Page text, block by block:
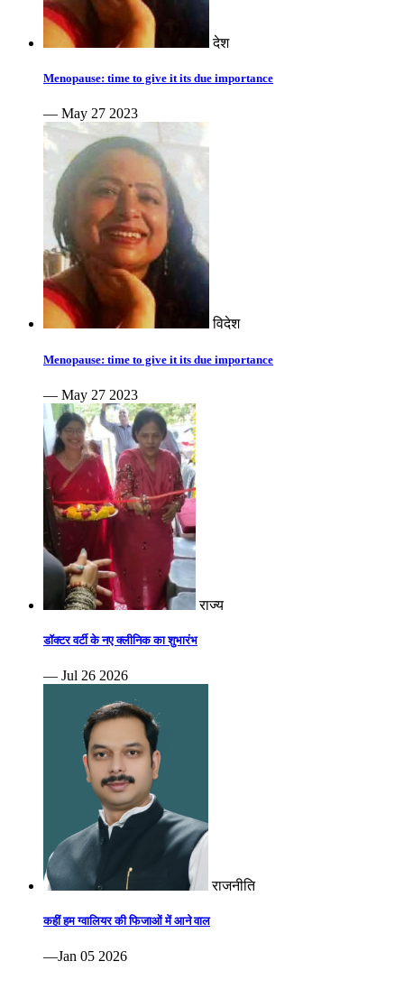
देश
Menopause: time to give it its due importance
— May 27 2023
विदेश
Menopause: time to give it its due importance
— May 27 2023
राज्य
डॉक्टर वर्टी के नए क्लीनिक का शुभारंभ
— Jul 26 2026
राजनीति
कहीं हम ग्वालियर की फिजाओं में आने वाल
—Jan 05 2026